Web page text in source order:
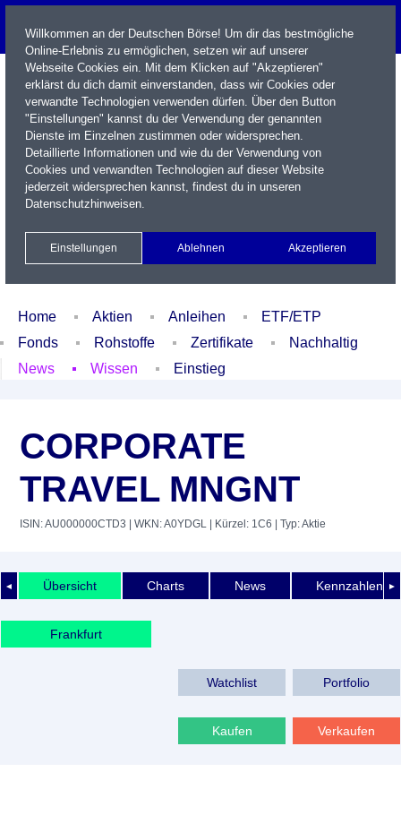
Name / WKN / ISIN / Kürzel
Xetra Realtime
Watchlist Portfolio Login
Home Aktien Anleihen
ETF/ETP
Fonds
Rohstoffe Zertifikate
Nachhaltig
News
Wissen Einstieg
CORPORATE
TRAVEL MNGNT
ISIN: AU000000CTD3 | WKN: A0YDGL | Kürzel: 1C6 | Typ: Aktie
◄ ►
Übersicht Charts News Kennzahlen
Frankfurt
Watchlist Portfolio
Kaufen Verkaufen
Willkommen an der Deutschen Börse! Um dir das bestmögliche
Online-Erlebnis zu ermöglichen, setzen wir auf unserer
Webseite Cookies ein. Mit dem Klicken auf "Akzeptieren"
erklärst du dich damit einverstanden, dass wir Cookies oder
verwandte Technologien verwenden dürfen. Über den Button
"Einstellungen" kannst du der Verwendung der genannten
Dienste im Einzelnen zustimmen oder widersprechen.
Detaillierte Informationen und wie du der Verwendung von
Cookies und verwandten Technologien auf dieser Website
jederzeit widersprechen kannst, findest du in unseren
Datenschutzhinweisen.
Einstellungen Ablehnen Akzeptieren